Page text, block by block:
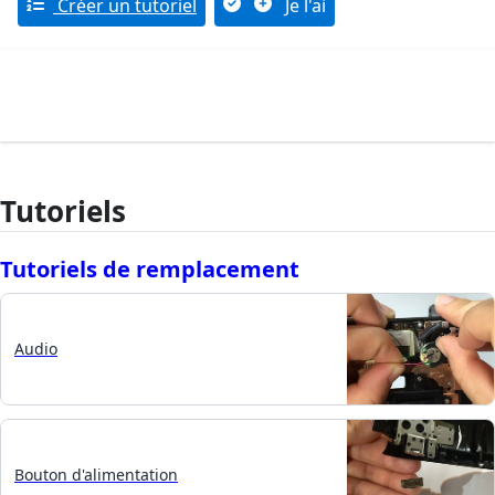
Créer un tutoriel Je l'ai
Tutoriels
Tutoriels de remplacement
Audio
Bouton d'alimentation